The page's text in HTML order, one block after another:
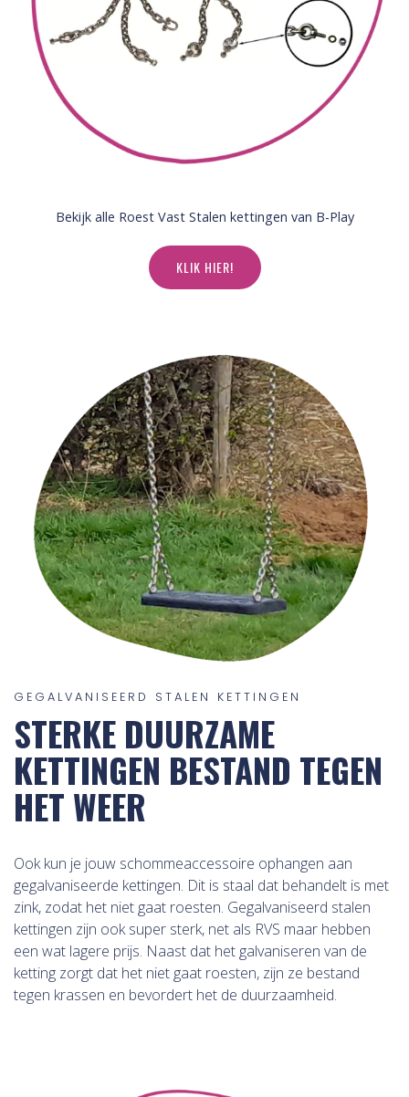
Bekijk alle Roest Vast Stalen kettingen van B-Play
KLIK HIER!
GEGALVANISEERD STALEN KETTINGEN
STERKE DUURZAME
KETTINGEN BESTAND TEGEN
HET WEER
Ook kun je jouw schommeaccessoire ophangen aan
gegalvaniseerde kettingen. Dit is staal dat behandelt is met
zink, zodat het niet gaat roesten. Gegalvaniseerd stalen
kettingen zijn ook super sterk, net als RVS maar hebben
een wat lagere prijs. Naast dat het galvaniseren van de
ketting zorgt dat het niet gaat roesten, zijn ze bestand
tegen krassen en bevordert het de duurzaamheid.